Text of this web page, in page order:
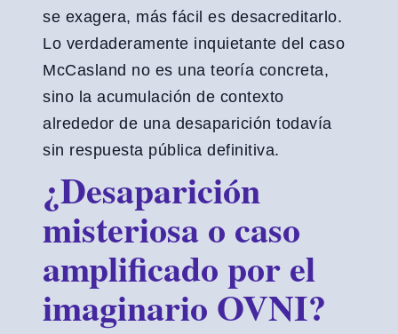
se exagera, más fácil es desacreditarlo.
Lo verdaderamente inquietante del caso
McCasland no es una teoría concreta,
sino la acumulación de contexto
alrededor de una desaparición todavía
sin respuesta pública definitiva.
¿Desaparición
misteriosa o caso
amplificado por el
imaginario OVNI?